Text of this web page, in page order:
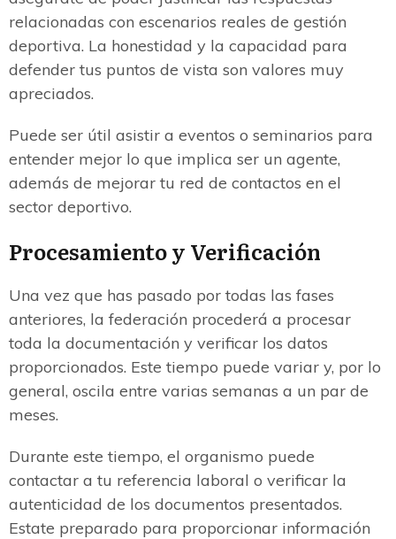
relacionadas con escenarios reales de gestión
deportiva. La honestidad y la capacidad para
defender tus puntos de vista son valores muy
apreciados.
Puede ser útil asistir a eventos o seminarios para
entender mejor lo que implica ser un agente,
además de mejorar tu red de contactos en el
sector deportivo.
Procesamiento y Verificación
Una vez que has pasado por todas las fases
anteriores, la federación procederá a procesar
toda la documentación y verificar los datos
proporcionados. Este tiempo puede variar y, por lo
general, oscila entre varias semanas a un par de
meses.
Durante este tiempo, el organismo puede
contactar a tu referencia laboral o verificar la
autenticidad de los documentos presentados.
Estate preparado para proporcionar información